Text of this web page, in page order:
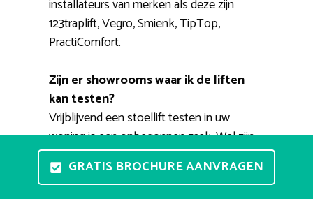
installateurs van merken als deze zijn
123traplift, Vegro, Smienk, TipTop,
PractiComfort.
Zijn er showrooms waar ik de liften
kan testen?
Vrijblijvend een stoellift testen in uw
woning is een onbegonnen zaak. Wel zijn
er showrooms waar u de liften met eigen
ogen kunt zien en waar u kunt ervaren hoe
GRATIS BROCHURE AANVRAGEN